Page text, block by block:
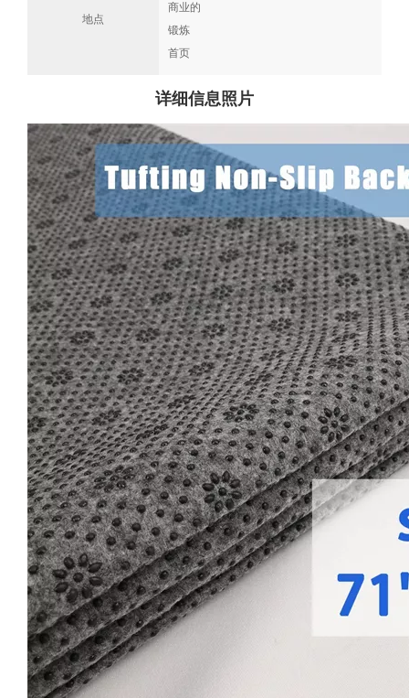
地点
商业的
锻炼
首页
详细信息照片